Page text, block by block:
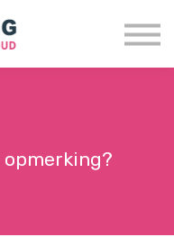
opmerking?